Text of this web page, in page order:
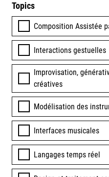
Topics
Composition Assistée
Interactions gestuelles
Improvisation,
créatives
Modélisation des
Interfaces musicales
Langages temps réel